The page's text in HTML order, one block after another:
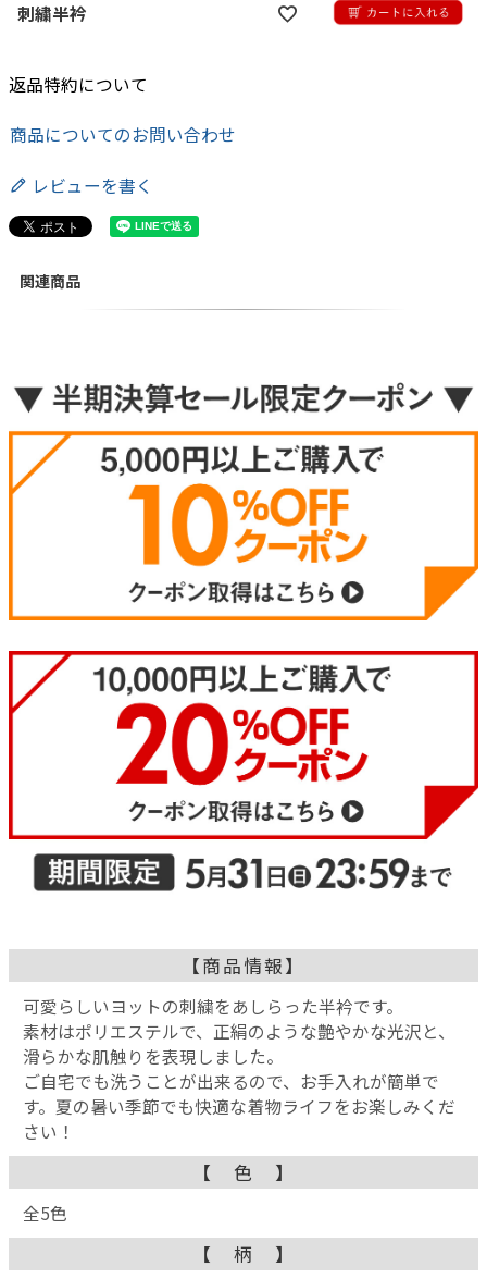
刺繍半衿
返品特約について
商品についてのお問い合わせ
レビューを書く
関連商品
【商品情報】
可愛らしいヨットの刺繍をあしらった半衿です。
素材はポリエステルで、正絹のような艶やかな光沢と、
滑らかな肌触りを表現しました。
ご自宅でも洗うことが出来るので、お手入れが簡単で
す。夏の暑い季節でも快適な着物ライフをお楽しみくだ
さい！
【 色 】
全5色
【 柄 】